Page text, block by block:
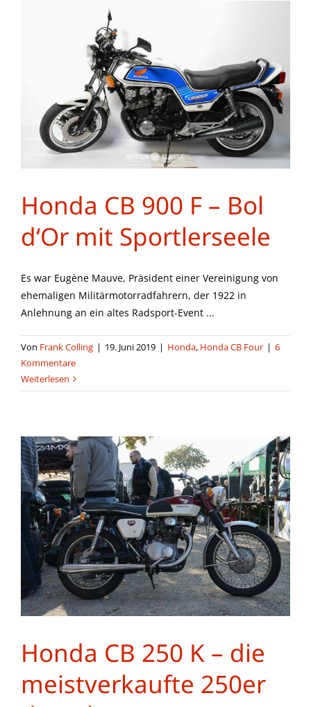
Honda CB 900 F – Bol
d‘Or mit Sportlerseele
Es war Eugène Mauve, Präsident einer Vereinigung von
ehemaligen Militärmotorradfahrern, der 1922 in
Anlehnung an ein altes Radsport-Event ...
Von Frank Colling | 19. Juni 2019 | Honda, Honda CB Four | 6
Kommentare
Weiterlesen
Honda CB 250 K – die
meistverkaufte 250er